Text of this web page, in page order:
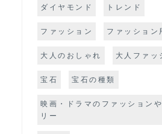
ダイヤモンド トレンド
ファッション ファッション
大人のおしゃれ 大人ファッ
宝石 宝石の種類
映画・ドラマのファッション
リー